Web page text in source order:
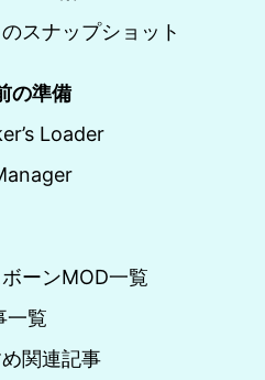
スナップショット
の準備
Loader
ーンMOD一覧
一覧
関連記事